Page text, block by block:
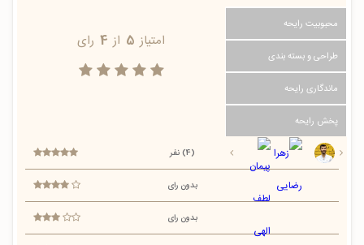
محبوبیت رایحه
طراحی و بسته بندی
ماندگاری رایحه
پخش رایحه
امتیاز 5 از 4 رای
(4) نفر
بدون رای
بدون رای